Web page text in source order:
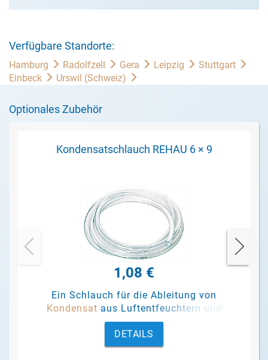
Verfügbare Standorte:
Hamburg Radolfzell Gera Leipzig
Stuttgart
Einbeck
Urswil (Schweiz)
Optionales Zubehör
Kondensatschlauch REHAU 6 × 9
1,08 €
Ein Schlauch für die Ableitung von
Kondensat aus Luftentfeuchtern und
Pumpen.
DETAILS